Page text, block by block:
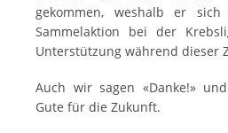
gekommen, weshalb er
Sammelaktion bei der
Unterstützung während dieser
Auch wir sagen «Danke!»
Gute für die Zukunft.